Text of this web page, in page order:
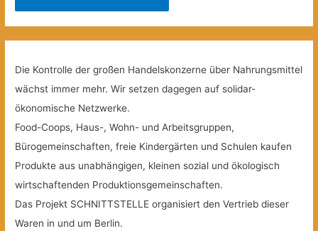
Die Kontrolle der großen Handelskonzerne über Nahrungsmittel
wächst immer mehr. Wir setzen dagegen auf solidar-
ökonomische Netzwerke.
Food-Coops, Haus-, Wohn- und Arbeitsgruppen,
Bürogemeinschaften, freie Kindergärten und Schulen kaufen
Produkte aus unabhängigen, kleinen sozial und ökologisch
wirtschaftenden Produktionsgemeinschaften.
Das Projekt SCHNITTSTELLE organisiert den Vertrieb dieser
Waren in und um Berlin.